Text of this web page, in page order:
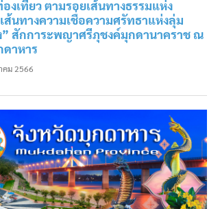
งเที่ยว ตามรอยเส้นทางธรรมแห่ง
ส้นทางความเชื่อความศรัทธาแห่งลุ่ม
” สักการะพญาศรีภุชงค์มุกดานาคราช ณ
าหาร
คม 2566